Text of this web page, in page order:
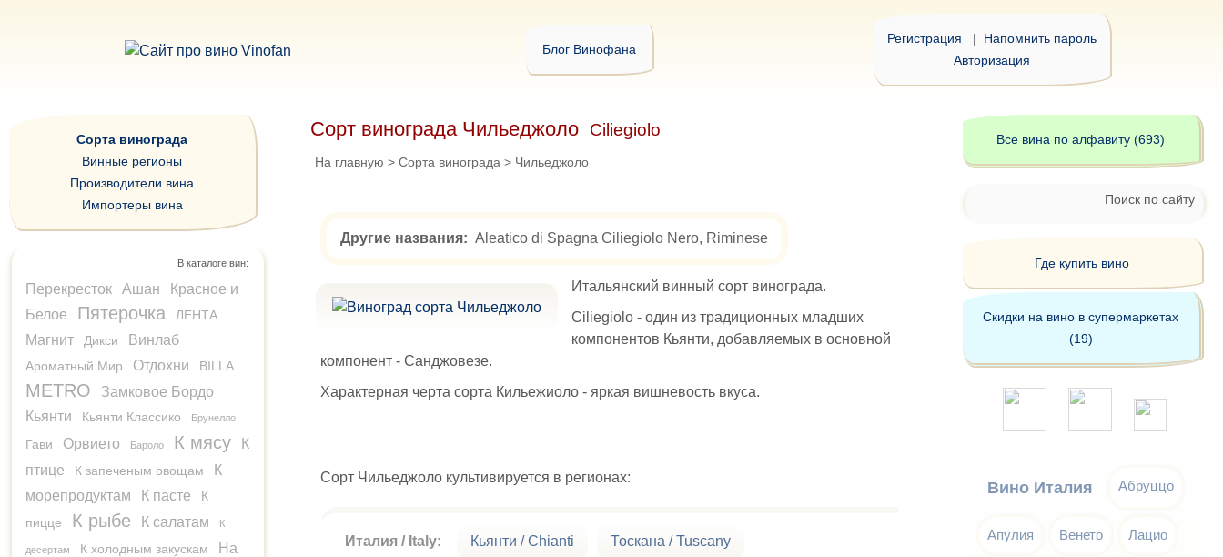
Блог Винофана
Регистрация | Напомнить пароль
Авторизация
Сорт винограда Чильеджоло Ciliegiolo
На главную > Сорта винограда >Чильеджоло
Другие названия: Aleatico di Spagna Ciliegiolo Nero, Riminese
Итальянский винный сорт винограда.
Ciliegiolo - один из традиционных младших
компонентов Кьянти, добавляемых в основной
компонент - Санджовезе.
Характерная черта сорта Кильежиоло - яркая вишневость вкуса.
Сорт Чильеджоло культивируется в регионах:
Италия / Italy: Кьянти / Chianti Тоскана / Tuscany
Сорта винограда
Винные регионы
Производители вина
Импортеры вина
В каталоге вин:
Перекресток Ашан
Красное и
Белое
Пятерочка ЛЕНТА
Магнит Дикси Винлаб
Ароматный Мир Отдохни BILLA
METRO
Замковое Бордо
Кьянти
Кьянти Классико Брунелло
Гави Орвието Бароло К мясу
К
птице
К запеченым овощам
К
морепродуктам
К пасте
К
пицце
К рыбе К салатам К
десертам К холодным закускам
На
Все вина по алфавиту (693)
Поиск по сайту
Где купить вино
Скидки на вино в супермаркетах
(19)
Вино Италия Абруццо
Апулия Венето Лацио